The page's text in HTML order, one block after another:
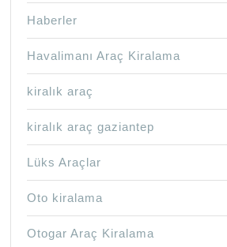
Haberler
Havalimanı Araç Kiralama
kiralık araç
kiralık araç gaziantep
Lüks Araçlar
Oto kiralama
Otogar Araç Kiralama